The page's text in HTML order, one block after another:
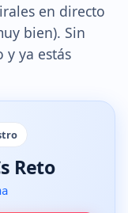
en directo
bien). Sin
y ya estás
Reto